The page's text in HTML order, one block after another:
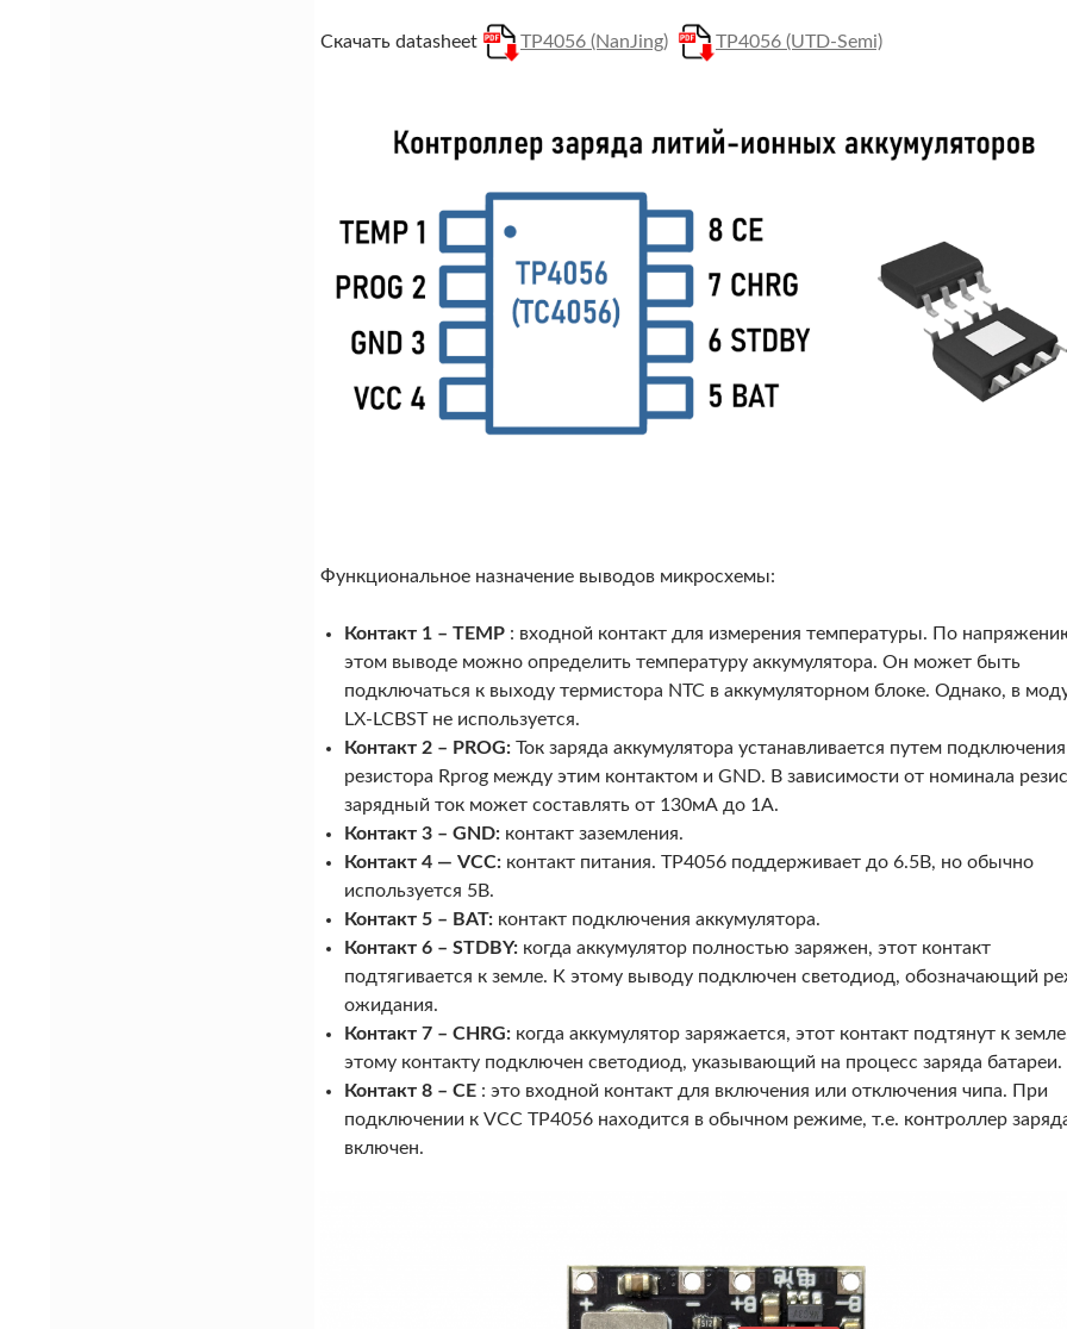
Скачать datasheet TP4056 (NanJing) TP4056 (UTD-Semi)
Функциональное назначение выводов микросхемы:
Контакт 1 – TEMP : входной контакт для измерения температуры. По
этом выводе можно определить температуру аккумулятора. Он может быть
подключаться к выходу термистора NTC в аккумуляторном блоке. Однако, в
LX-LCBST не используется.
Контакт 2 – PROG: Ток заряда аккумулятора устанавливается путем подключения
резистора Rprog между этим контактом и GND. В зависимости от номинала
зарядный ток может составлять от 130мА до 1А.
Контакт 3 – GND: контакт заземления.
Контакт 4 — VCC: контакт питания. TP4056 поддерживает до 6.5В, но обычно
используется 5В.
Контакт 5 – BAT: контакт подключения аккумулятора.
Контакт 6 – STDBY: когда аккумулятор полностью заряжен, этот контакт
подтягивается к земле. К этому выводу подключен светодиод, обозначающий
ожидания.
Контакт 7 – CHRG: когда аккумулятор заряжается, этот контакт подтянут к
этому контакту подключен светодиод, указывающий на процесс заряда батареи.
Контакт 8 – CE : это входной контакт для включения или отключения чипа. При
подключении к VCC TP4056 находится в обычном режиме, т.е. контроллер
включен.